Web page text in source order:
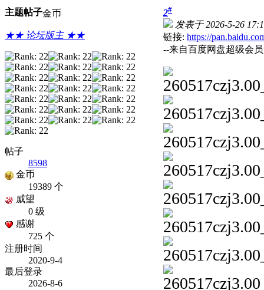
主题帖子金币
★★ 论坛版主 ★★
帖子
8598
金币
19389 个
威望
0 级
感谢
725 个
注册时间
2020-9-4
最后登录
2026-8-6
2#
发表于 2026-5-26
链接: https://
--来自百度网盘超级会